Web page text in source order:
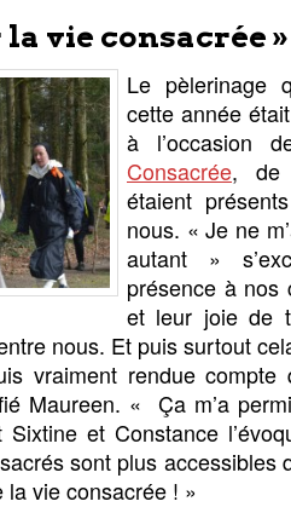
vie consacrée »
Le pèlerinage
cette année
à l’occasion
Consacrée, de
étaient
nous. « Je ne
autant »
présence à nos
et leur joie de
nous. Et puis surtout
vraiment rendue
Maureen. « Ça m’a
et Constance
sont plus accessibles
vie consacrée ! »